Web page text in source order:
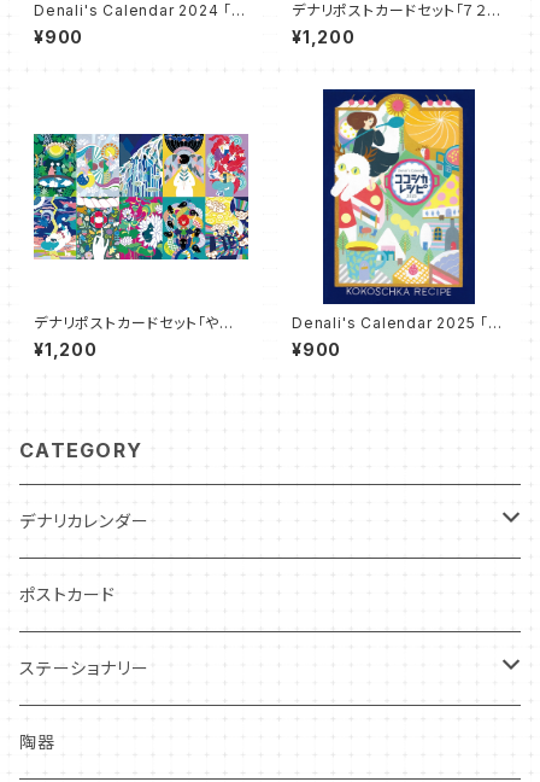
Denali's Calendar 2024 「ベ
リー・メリー・エヴリディ」"VERY
MERRY EVERYDAY"
¥900
デナリポストカードセット「７２の
きせつ」
¥1,200
デナリポストカードセット「やおよ
ろずモーメント」
¥1,200
Denali's Calendar 2025 「コ
コシカ・レシピ」"KOKOSCHKA
RECIPE"
¥900
CATEGORY
デナリカレンダー
過去カレンダー
ポストカード
ステーショナリー
クリアファイル
陶器